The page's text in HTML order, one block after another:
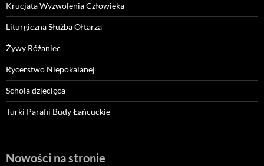
Krucjata Wyzwolenia Człowieka
Liturgiczna Służba Ołtarza
Żywy Różaniec
Rycerstwo Niepokalanej
Schola dziecięca
Turki Parafii Budy Łańcuckie
Nowości na stronie